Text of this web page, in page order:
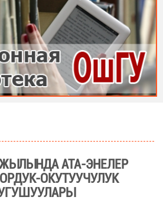
ЖЫЛЫНДА АТА-ЭНЕЛЕР
ОКУТУУЧУЛУК